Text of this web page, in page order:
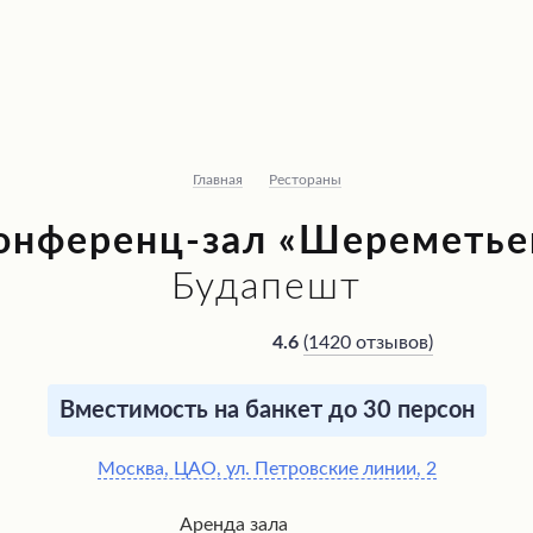
Главная Рестораны
зал
Будапешт
4.6 (1420 отзывов)
Вместимость на банкет до 30 персон
Москва, ЦАО, ул. Петровские линии, 2
Аренда зала